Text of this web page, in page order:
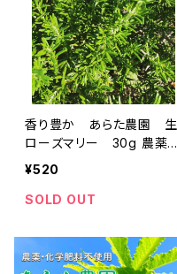
香り豊か あらた農園 生
ローズマリー 30g 農薬
化学肥料不使用
¥520
SOLD OUT